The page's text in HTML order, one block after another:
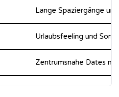
Lange Spaziergänge
Urlaubsfeeling und
Zentrumsnahe Dates